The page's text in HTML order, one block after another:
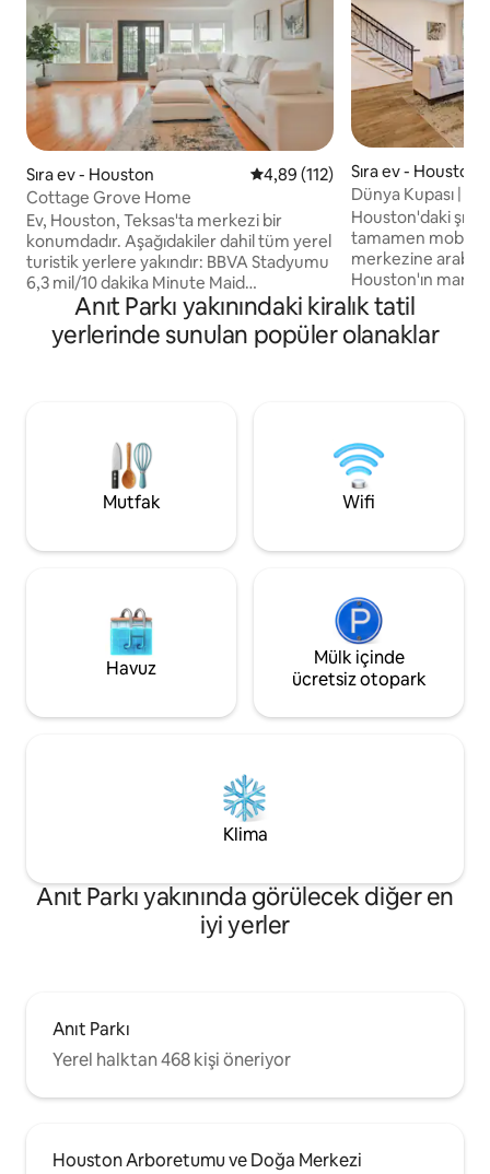
Sıra ev - Houston 5 üzerinden ortalama 4,89
4,89 (112)
Cottage Grove Home
Ev, Houston, Teksas'ta merkezi bir
konumdadır. Aşağıdakiler dahil tüm yerel
turistik yerlere yakındır: BBVA Stadyumu
6,3 mil/10 dakika Minute Maid
Park/Discovery Green/George R
Brown/Toyota Center 5,9 mil/8 dk. Med
Center 9,7 mil/18 dk. Güzel Sanatlar
Hobby Havalimanı 16 mil/23 dakika IAH
20 mil/22 dakika NRG Stadyumu 12 mil/15
dakika Houston Hayvanat
Bahçesi/Herman Parkı 9,4 mil/16 dakika
dakika.
Sıra ev - Houston
Dünya Kupası |
parkurları ve
Houston'daki şık
tamamen
merkezine
Houston'ın
parkurlarına
mükemmel bir
şehrin en iyi
idealdir. Üst düzey kaplamalar, modern
olanaklar ve
mekân, hem
seyahat edenler
Anıt Parkı yakınındaki kiralık tatil
yerlerinde sunulan popüler olanaklar
Mutfak Wifi
Havuz
Mülk içinde
ücretsiz otopark
Klima
Anıt Parkı yakınında görülecek diğer en
iyi yerler
Anıt Parkı
Yerel halktan 468 kişi öneriyor
Houston Arboretumu ve Doğa Merkezi